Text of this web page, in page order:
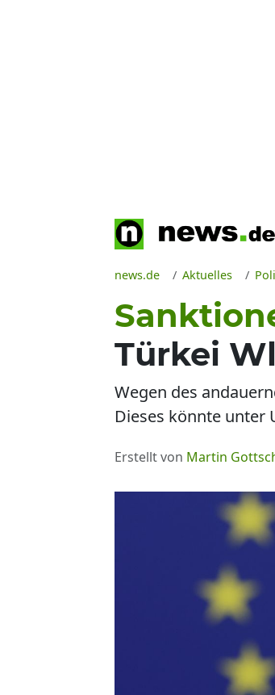
news.de Aktuelles
Türkei
Wegen des
Dieses könnte unter
Erstellt von Martin